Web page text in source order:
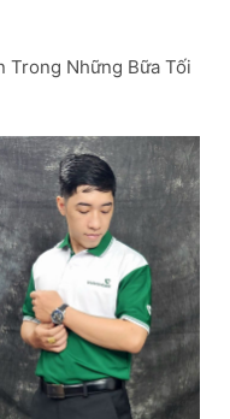
Trong Những Bữa Tối